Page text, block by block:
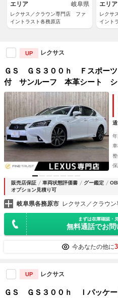
エリア
岐阜県
レクサス／クラウン専門店 ファ
イントラスト各務原店
エリア
レクサ
イント
UP レクサス
ＧＳ ＧＳ３００ｈ Ｆスポー
付 サンルーフ 本革シート シ
ポットモニター フルセグＴＶ
ル 純正１２．３インチナビ
車
販売店保証 車両状態評価書 グー鑑定
オプション見積り可
岐阜県各務原市 レクサス／クラウ
まずは在庫確認・
無料通話でお問
今あなたの他に
UP レクサス
ＧＳ ＧＳ３００ｈ Ｉパッケ